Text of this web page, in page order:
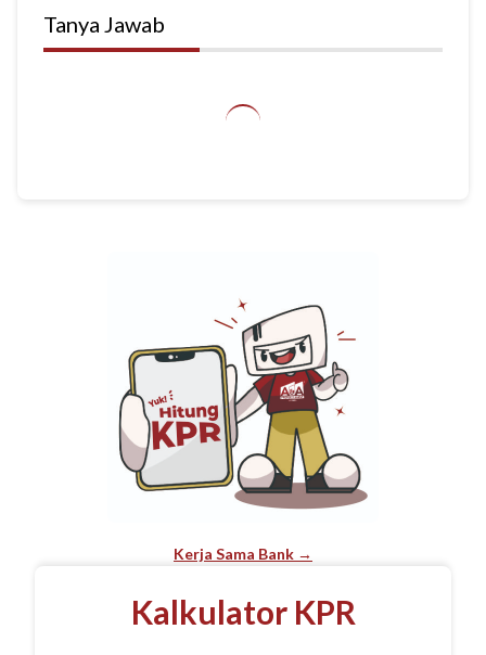
Kerja Sama Bank →
Kalkulator KPR
Tanya Jawab